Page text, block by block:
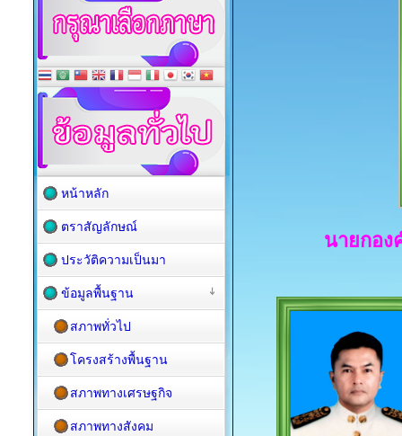
นายกอง
หน้าหลัก
ตราสัญลักษณ์
ประวัติความเป็นมา
ข้อมูลพื้นฐาน
สภาพทั่วไป
โครงสร้างพื้นฐาน
สภาพทางเศรษฐกิจ
สภาพทางสังคม